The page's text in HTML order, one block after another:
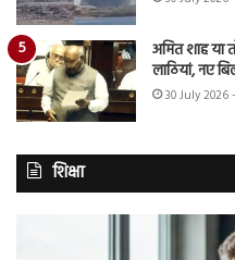
अमित शाह या
लाठियां, नए
30 July 2026
शिक्षा